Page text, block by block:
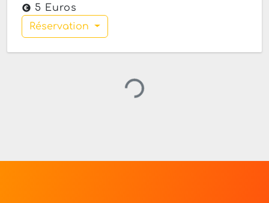
5 Euros
Réservation
Chargement…